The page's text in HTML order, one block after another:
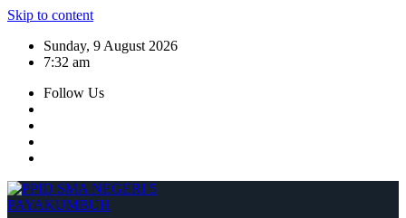
Skip to content
Sunday, 9 August 2026
7:32 am
Follow Us